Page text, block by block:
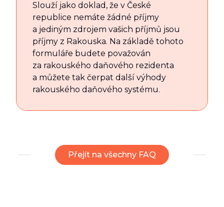
Slouží jako doklad, že v České
republice nemáte žádné příjmy
a jediným zdrojem vašich příjmů jsou
příjmy z Rakouska. Na základě tohoto
formuláře budete považován
za rakouského daňového rezidenta
a můžete tak čerpat další výhody
rakouského daňového systému.
Přejít na všechny FAQ